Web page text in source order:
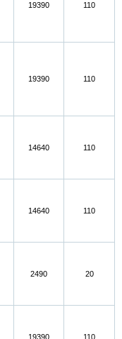
19390 110
19390 110
14640 110
14640 110
2490 20
19390 110